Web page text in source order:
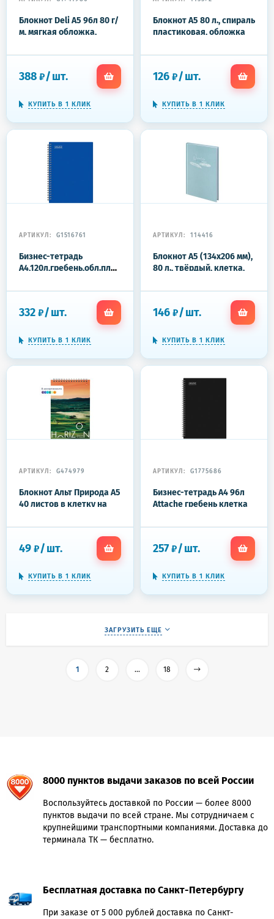
Блокнот Deli А5 96л 80 г/
м, мягкая обложка,
кожа EN130G
388 ₽/шт.
КУПИТЬ В 1 КЛИК
Блокнот А5 80 л., спираль
пластиковая, обложка
BRAUBERG "Metropolis",
126 ₽/шт.
КУПИТЬ В 1 КЛИК
АРТИКУЛ: G1516761
Бизнес-тетрадь
А4,120л,гребень,обл.пластик,клетка,
332 ₽/шт.
КУПИТЬ В 1 КЛИК
АРТИКУЛ: 114416
Блокнот А5 (134х206 мм),
80 л., твёрдый, клетка,
146 ₽/шт.
КУПИТЬ В 1 КЛИК
АРТИКУЛ: G474979
Блокнот Альт Природа А5
40 листов в клетку на
(127х200 мм)
49 ₽/шт.
КУПИТЬ В 1 КЛИК
АРТИКУЛ: G1775686
Бизнес-тетрадь А4 96л
Attache гребень клетка
тиснением
257 ₽/шт.
КУПИТЬ В 1 КЛИК
ЗАГРУЗИТЬ ЕЩЕ
1 2 ... 18
8000 пунктов выдачи заказов по всей России
Воспользуйтесь доставкой по России — более 8000
пунктов выдачи по всей стране. Мы сотрудничаем с
крупнейшими транспортными компаниями. Доставка до
терминала ТК — бесплатно.
Бесплатная доставка по Санкт-Петербургу
При заказе от 5 000 рублей доставка по Санкт-